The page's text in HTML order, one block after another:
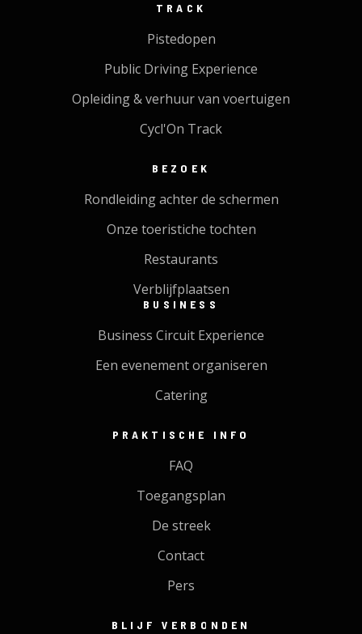
TRACK
Pistedopen
Public Driving Experience
Opleiding & verhuur van voertuigen
Cycl'On Track
BEZOEK
Rondleiding achter de schermen
Onze toeristiche tochten
Restaurants
Verblijfplaatsen
BUSINESS
Business Circuit Experience
Een evenement organiseren
Catering
PRAKTISCHE INFO
FAQ
Toegangsplan
De streek
Contact
Pers
BLIJF VERBONDEN